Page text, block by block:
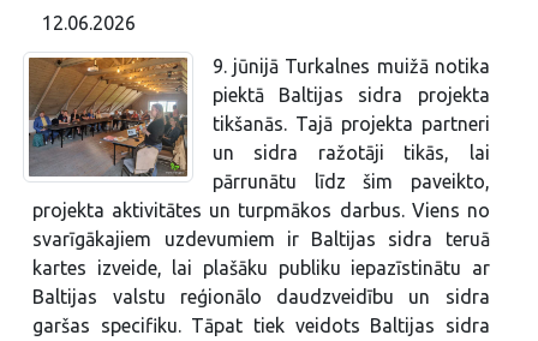
12.06.2026
9. jūnijā Turkalnes muižā notika
piektā Baltijas sidra projekta
tikšanās. Tajā projekta partneri
un sidra ražotāji tikās, lai
pārrunātu līdz šim paveikto,
projekta aktivitātes un turpmākos darbus. Viens no
svarīgākajiem uzdevumiem ir Baltijas sidra teruā
kartes izveide, lai plašāku publiku iepazīstinātu ar
Baltijas valstu reģionālo daudzveidību un sidra
garšas specifiku. Tāpat tiek veidots Baltijas sidra